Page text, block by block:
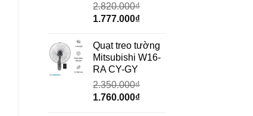
2.820.000₫
Giá
là:
2.820.000₫.
1.777.000₫Giá
tại
là:
Quạt treo tường
Mitsubishi W16-
RA CY-GY
2.350.000₫
Giá
1.760.000₫Giá